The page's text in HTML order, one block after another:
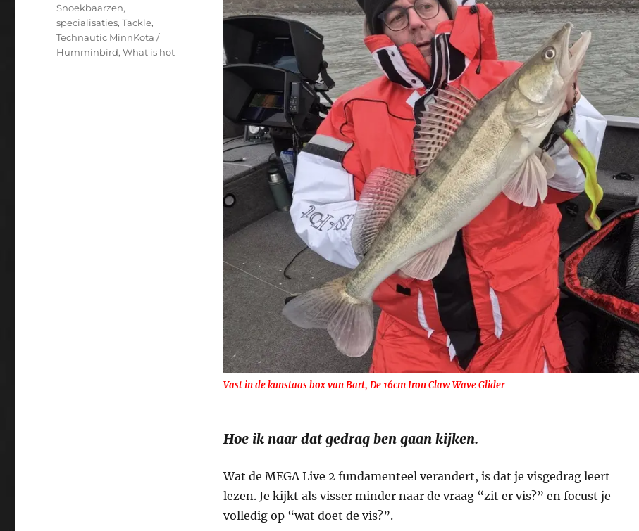
Vast in de kunstaas box van Bart, De 16cm Iron Claw Wave Glider
Hoe ik naar dat gedrag ben gaan kijken.
Wat de MEGA Live 2 fundamenteel verandert, is dat je visgedrag leert
lezen. Je kijkt als visser minder naar de vraag “zit er vis?” en focust je
volledig op “wat doet de vis?”.
Snoekbaarzen,
specialisaties,Tackle,
Technautic MinnKota /
Humminbird,What is hot